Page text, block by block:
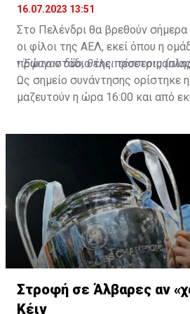
16.07.2023 13:51
Στο Πελένδρι θα βρεθούν
οι φίλοι της ΑΕΛ, εκεί όπου η
πρώτο στάδιο της
•Έφυγαν δύο, θέλει τέσσερις
Ως σημείο συνάντησης ορίστηκε
μαζευτούν η ώρα 16:00 και από
δώοσυν το παρών τους στην
Στροφή σε Άλβαρες αν
Κέιν